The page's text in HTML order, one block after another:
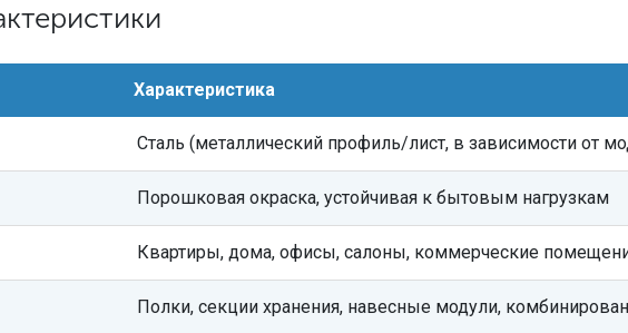
Характеристика
Сталь (металлический профиль/лист, в зависимости от
Порошковая окраска, устойчивая к бытовым нагрузкам
Квартиры, дома, офисы, салоны, коммерческие
Полки, секции хранения, навесные модули,